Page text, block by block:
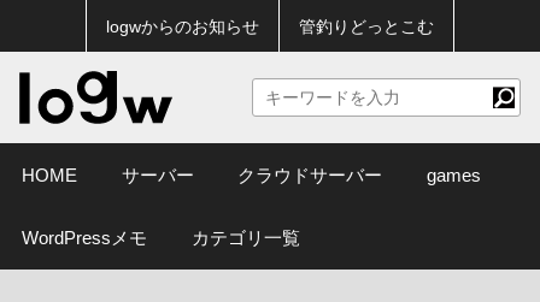
logwからのお知らせ 管釣りどっとこむ
HOME サーバー クラウドサーバー games
WordPressメモ カテゴリ一覧